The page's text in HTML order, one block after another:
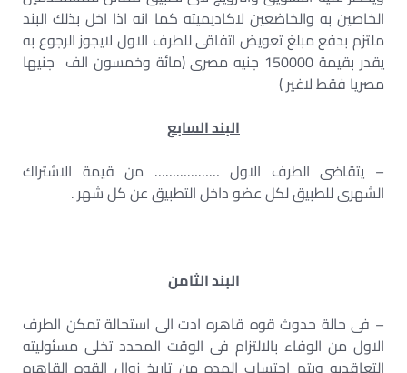
الخاصين به والخاضعين لاكاديميته كما انه اذا اخل بذلك البند
ملتزم بدفع مبلغ تعويض اتفاقى للطرف الاول لايجوز الرجوع به
يقدر بقيمة 150000 جنيه مصرى (مائة وخمسون الف جنيها
مصريا فقط لاغير )
البند السابع
– يتقاضى الطرف الاول ……………… من قيمة الاشتراك
الشهرى للطبيق لكل عضو داخل التطبيق عن كل شهر .
البند الثامن
– فى حالة حدوث قوه قاهره ادت الى استحالة تمكن الطرف
الاول من الوفاء بالالتزام فى الوقت المحدد تخلى مسئوليته
التعاقديه ويتم احتساب المده من تاريخ زوال القوه القاهره